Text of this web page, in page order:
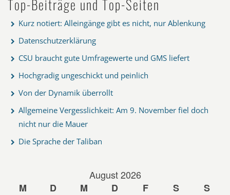
Top-Beiträge und Top-Seiten
Kurz notiert: Alleingänge gibt es nicht, nur Ablenkung
Datenschutzerklärung
CSU braucht gute Umfragewerte und GMS liefert
Hochgradig ungeschickt und peinlich
Von der Dynamik überrollt
Allgemeine Vergesslichkeit: Am 9. November fiel doch
nicht nur die Mauer
Die Sprache der Taliban
August 2026
M
D M D F S
S